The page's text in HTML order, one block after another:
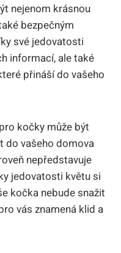
nejenom krásnou
bezpečným
své jedovatosti
informací, ale také
přináší do vašeho
kočky může být
do vašeho domova
nepředstavuje
jedovatosti květu si
kočka nebude snažit
vás znamená klid a